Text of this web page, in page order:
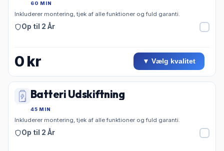
60 MIN
Inkluderer montering, tjek af alle funktioner og fuld garanti.
Op til 2 År
0 kr ▼ Vælg kvalitet
Batteri Udskiftning
45 MIN
Inkluderer montering, tjek af alle funktioner og fuld garanti.
Op til 2 År